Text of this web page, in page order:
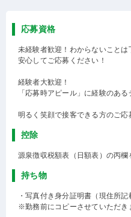
応募資格
未経験者歓迎！わからないことは
安心してご応募ください！
経験者大歓迎！
「応募時アピール」に経験のあ
明るく笑顔で接客できる方のご応
控除
源泉徴収税額表（日額表）の丙欄
持ち物
・写真付き身分証明書（現住所記
※勤務前にコピーさせていただき